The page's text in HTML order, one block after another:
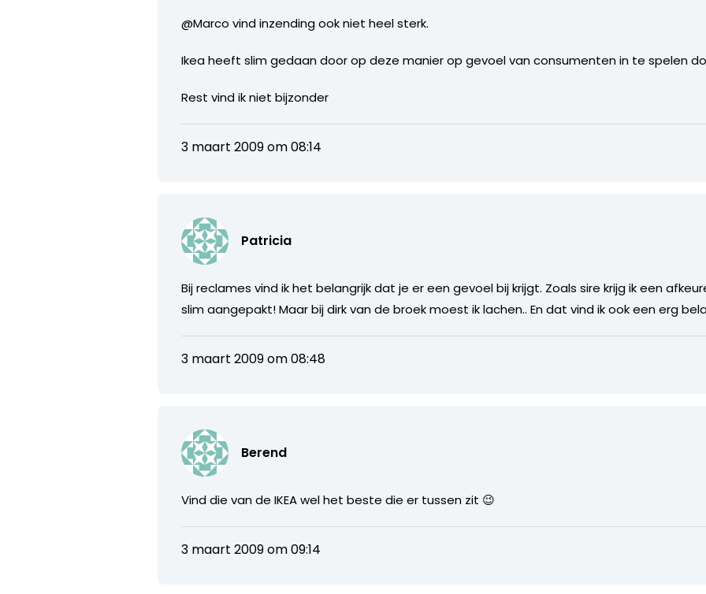
@Marco vind inzending ook niet heel sterk.
Ikea heeft slim gedaan door op deze manier op gevoel van consumenten in te spelen
Rest vind ik niet bijzonder
3 maart 2009 om 08:14
Patricia
Bij reclames vind ik het belangrijk dat je er een gevoel bij krijgt. Zoals sire krijg ik een
slim aangepakt! Maar bij dirk van de broek moest ik lachen.. En dat vind ik ook een erg
3 maart 2009 om 08:48
Berend
Vind die van de IKEA wel het beste die er tussen zit 😉
3 maart 2009 om 09:14